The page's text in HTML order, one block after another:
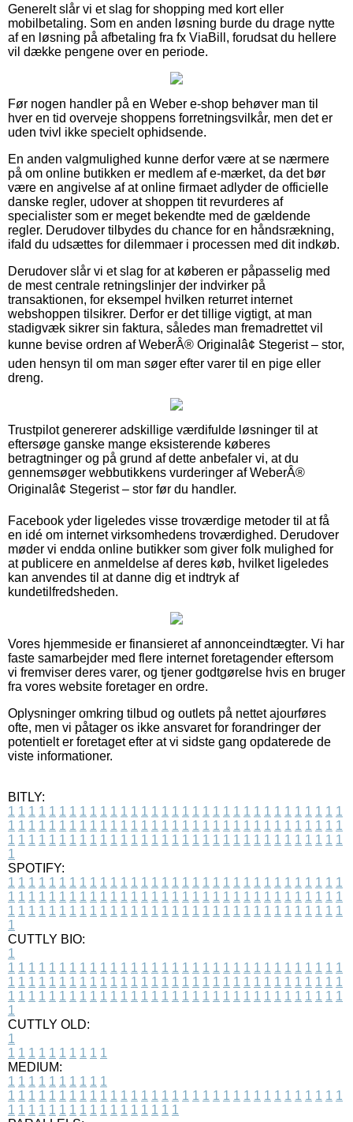
Generelt slår vi et slag for shopping med kort eller
mobilbetaling. Som en anden løsning burde du drage nytte
af en løsning på afbetaling fra fx ViaBill, forudsat du hellere
vil dække pengene over en periode.
Før nogen handler på en Weber e-shop behøver man til
hver en tid overveje shoppens forretningsvilkår, men det er
uden tvivl ikke specielt ophidsende.
En anden valgmulighed kunne derfor være at se nærmere
på om online butikken er medlem af e-mærket, da det bør
være en angivelse af at online firmaet adlyder de officielle
danske regler, udover at shoppen tit revurderes af
specialister som er meget bekendte med de gældende
regler. Derudover tilbydes du chance for en håndsrækning,
ifald du udsættes for dilemmaer i processen med dit indkøb.
Derudover slår vi et slag for at køberen er påpasselig med
de mest centrale retningslinjer der indvirker på
transaktionen, for eksempel hvilken returret internet
webshoppen tilsikrer. Derfor er det tillige vigtigt, at man
stadigvæk sikrer sin faktura, således man fremadrettet vil
kunne bevise ordren af WeberÂ® Originalâ¢ Stegerist – stor,
uden hensyn til om man søger efter varer til en pige eller
dreng.
Trustpilot genererer adskillige værdifulde løsninger til at
eftersøge ganske mange eksisterende køberes
betragtninger og på grund af dette anbefaler vi, at du
gennemsøger webbutikkens vurderinger af WeberÂ®
Originalâ¢ Stegerist – stor før du handler.
Facebook yder ligeledes visse troværdige metoder til at få
en idé om internet virksomhedens troværdighed. Derudover
møder vi endda online butikker som giver folk mulighed for
at publicere en anmeldelse af deres køb, hvilket ligeledes
kan anvendes til at danne dig et indtryk af
kundetilfredsheden.
Vores hjemmeside er finansieret af annonceindtægter. Vi har
faste samarbejder med flere internet foretagender eftersom
vi fremviser deres varer, og tjener godtgørelse hvis en bruger
fra vores website foretager en ordre.
Oplysninger omkring tilbud og outlets på nettet ajourføres
ofte, men vi påtager os ikke ansvaret for forandringer der
potentielt er foretaget efter at vi sidste gang opdaterede de
viste informationer.
BITLY:
1 1 1 1 1 1 1 1 1 1 1 1 1 1 1 1 1 1 1 1 1 1 1 1 1 1 1 1 1 1 1 1 1
1 1 1 1 1 1 1 1 1 1 1 1 1 1 1 1 1 1 1 1 1 1 1 1 1 1 1 1 1 1 1 1 1
1 1 1 1 1 1 1 1 1 1 1 1 1 1 1 1 1 1 1 1 1 1 1 1 1 1 1 1 1 1 1 1 1
1
SPOTIFY:
1 1 1 1 1 1 1 1 1 1 1 1 1 1 1 1 1 1 1 1 1 1 1 1 1 1 1 1 1 1 1 1 1
1 1 1 1 1 1 1 1 1 1 1 1 1 1 1 1 1 1 1 1 1 1 1 1 1 1 1 1 1 1 1 1 1
1 1 1 1 1 1 1 1 1 1 1 1 1 1 1 1 1 1 1 1 1 1 1 1 1 1 1 1 1 1 1 1 1
1
CUTTLY BIO:
1
1 1 1 1 1 1 1 1 1 1 1 1 1 1 1 1 1 1 1 1 1 1 1 1 1 1 1 1 1 1 1 1 1
1 1 1 1 1 1 1 1 1 1 1 1 1 1 1 1 1 1 1 1 1 1 1 1 1 1 1 1 1 1 1 1 1
1 1 1 1 1 1 1 1 1 1 1 1 1 1 1 1 1 1 1 1 1 1 1 1 1 1 1 1 1 1 1 1 1
1
CUTTLY OLD:
1
1 1 1 1 1 1 1 1 1 1
MEDIUM:
1 1 1 1 1 1 1 1 1 1
1 1 1 1 1 1 1 1 1 1 1 1 1 1 1 1 1 1 1 1 1 1 1 1 1 1 1 1 1 1 1 1 1
1 1 1 1 1 1 1 1 1 1 1 1 1 1 1 1 1